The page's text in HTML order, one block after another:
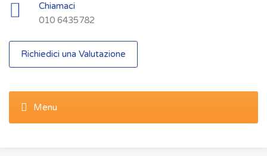
Chiamaci
010 6435782
Richiedici una Valutazione